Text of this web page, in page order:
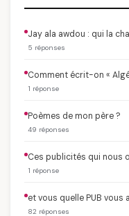
Jay ala awdou : qui la
5 réponses
Comment écrit-on «
1 réponse
Poèmes de mon père ?
49 réponses
Ces publicités qui nous
1 réponse
et vous quelle PUB vous
82 réponses